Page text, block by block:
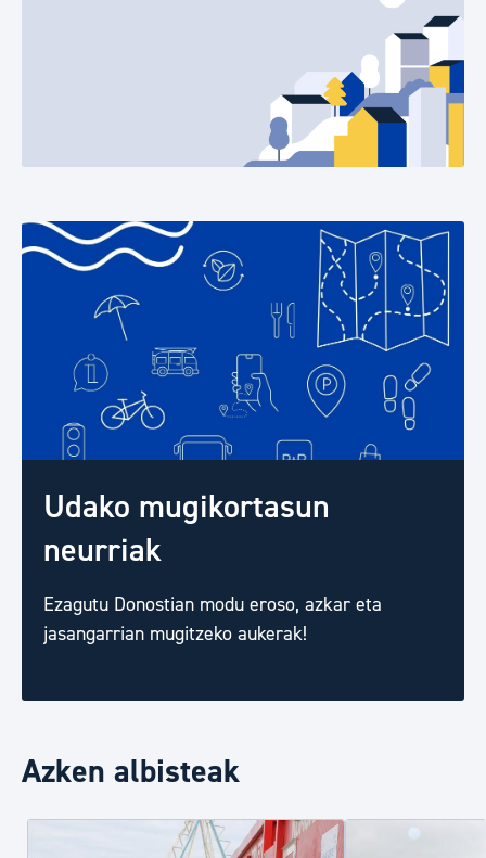
Udako mugikortasun
neurriak
Ezagutu Donostian modu eroso, azkar eta
jasangarrian mugitzeko aukerak!
Azken albisteak